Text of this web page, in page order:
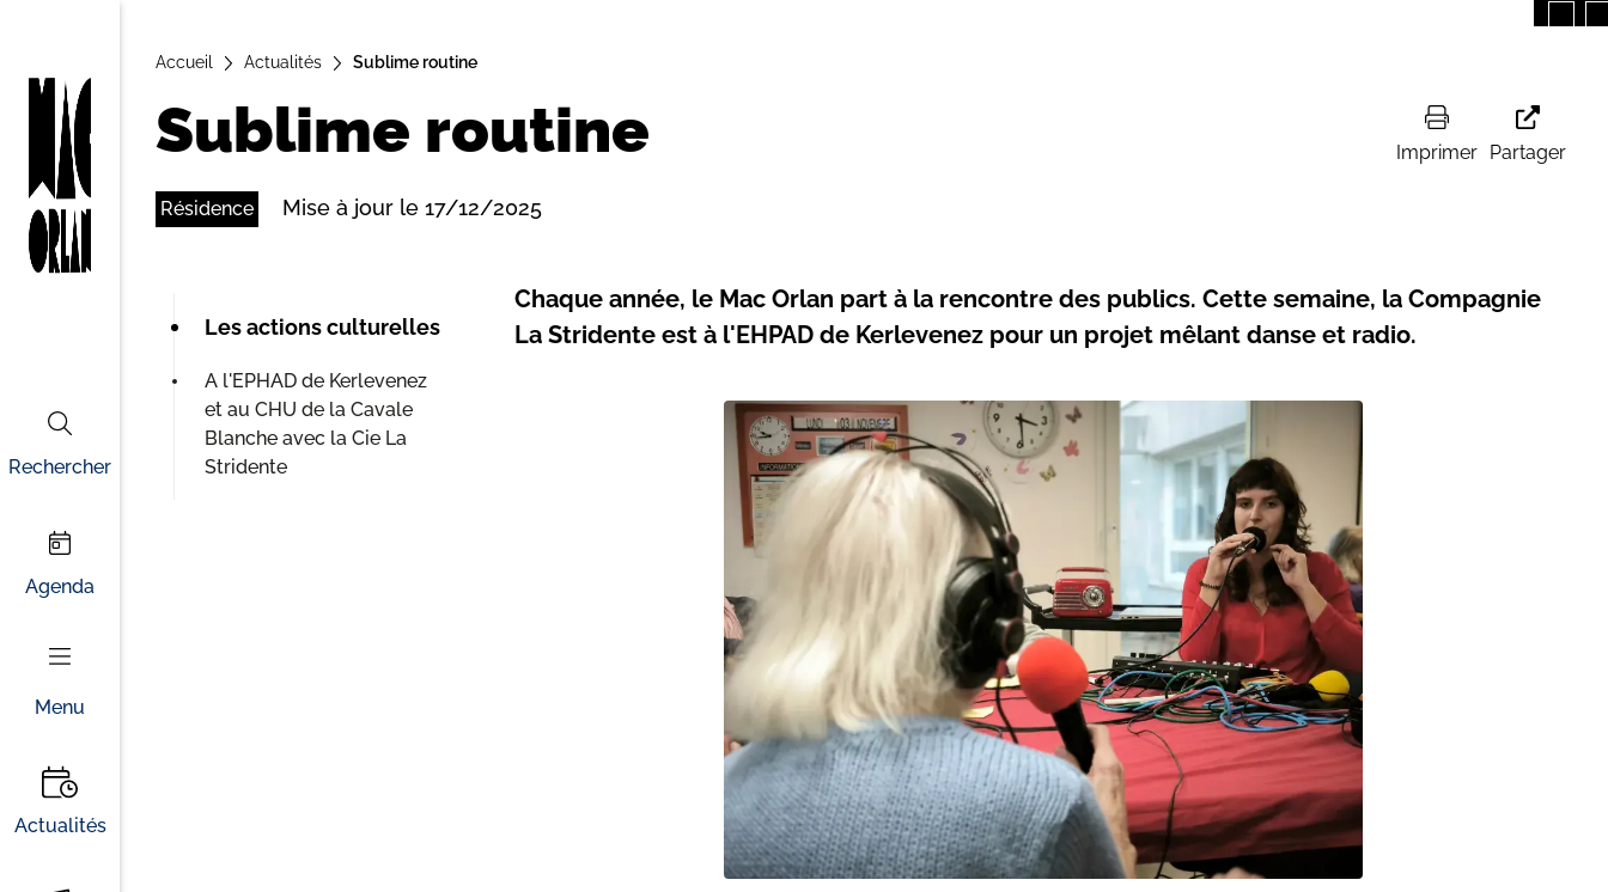
ll
r
u
c
n
Rechercher
Agenda
Menu
Actualités
Accueil Actualités Sublime routine
Sublime routine Imprimer Partager
Résidence Mise à jour le 17/12/2025
Les actions culturelles
A l'EPHAD de Kerlevenez
et au CHU de la Cavale
Blanche avec la Cie La
Stridente
Chaque année, le Mac Orlan part à la rencontre des publics. Cette semaine, la Compagnie
La Stridente est à l'EHPAD de Kerlevenez pour un projet mêlant danse et radio.